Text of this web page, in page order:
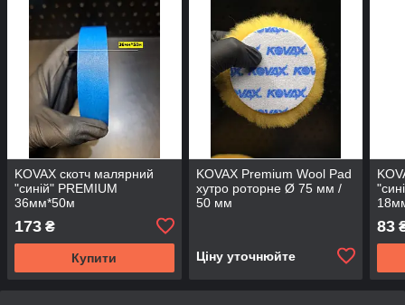
KOVAX скотч малярний
"синій" PREMIUM
36мм*50м
173 ₴
Купити
KOVAX Premium Wool Pad
хутро роторне Ø 75 мм /
50 мм
Ціну уточнюйте
83